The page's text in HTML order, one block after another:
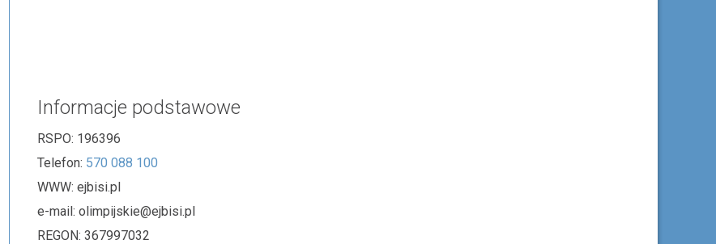
Informacje podstawowe
RSPO: 196396
Telefon: 570 088 100
WWW: ejbisi.pl
e-mail: olimpijskie@ejbisi.pl
REGON: 367997032